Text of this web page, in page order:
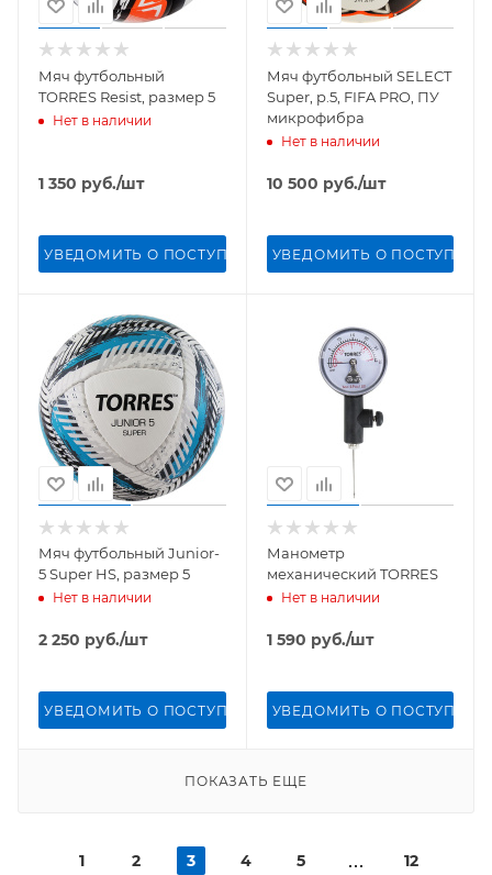
Мяч футбольный
TORRES Resist, размер 5
Нет в наличии
1 350 руб./шт
УВЕДОМИТЬ О ПОСТУПЛЕНИИ
Мяч футбольный SELECT
Super, р.5, FIFA PRO, ПУ
микрофибра
Нет в наличии
10 500 руб./шт
УВЕДОМИТЬ О
Мяч футбольный Junior-
5 Super HS, размер 5
Нет в наличии
2 250 руб./шт
УВЕДОМИТЬ О ПОСТУПЛЕНИИ
Манометр
механический TORRES
Нет в наличии
1 590 руб./шт
УВЕДОМИТЬ О
ПОКАЗАТЬ ЕЩЕ
1 2 3 4 5 12